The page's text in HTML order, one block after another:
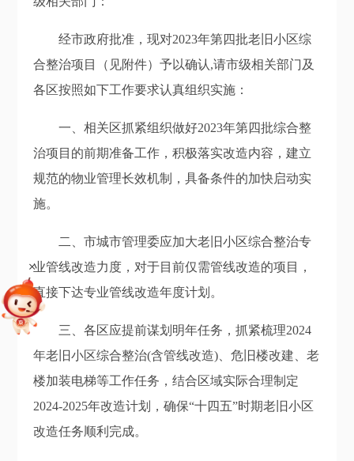
经市政府批准，现对2023年第四批老旧小区综
合整治项目（见附件）予以确认,请市级相关部门及
各区按照如下工作要求认真组织实施：
一、相关区抓紧组织做好2023年第四批综合整
治项目的前期准备工作，积极落实改造内容，建立
规范的物业管理长效机制，具备条件的加快启动实
施。
二、市城市管理委应加大老旧小区综合整治专
业管线改造力度，对于目前仅需管线改造的项目，
直接下达专业管线改造年度计划。
三、各区应提前谋划明年任务，抓紧梳理2024
年老旧小区综合整治(含管线改造)、危旧楼改建、老
楼加装电梯等工作任务，结合区域实际合理制定
2024-2025年改造计划，确保“十四五”时期老旧小区
改造任务顺利完成。
+